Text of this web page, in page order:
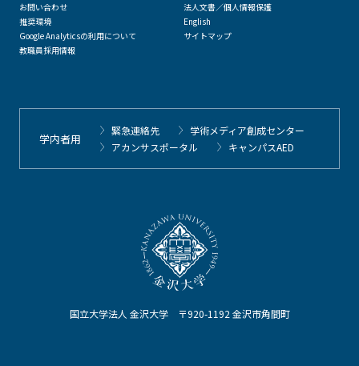
国立大学法人 金沢大学 〒920-1192 金沢市角間町
お問い合わせ
推奨環境
Google Analyticsの利用について
教職員採用情報
法人文書／個人情報保護
English
サイトマップ
学内者用
緊急連絡先
学術メディア創成センター
アカンサスポータル
キャンパスAED